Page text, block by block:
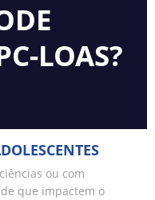
LOAS?
ou com
que impactem o